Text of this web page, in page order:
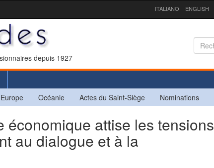
ITALIANO ENGLISH
depuis 1927
Europe Océanie Actes du Saint-Siège Nominations
économique attise les tensions
au dialogue et à la